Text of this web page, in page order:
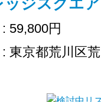
ッジスクエ
59,800円
東京都荒川区